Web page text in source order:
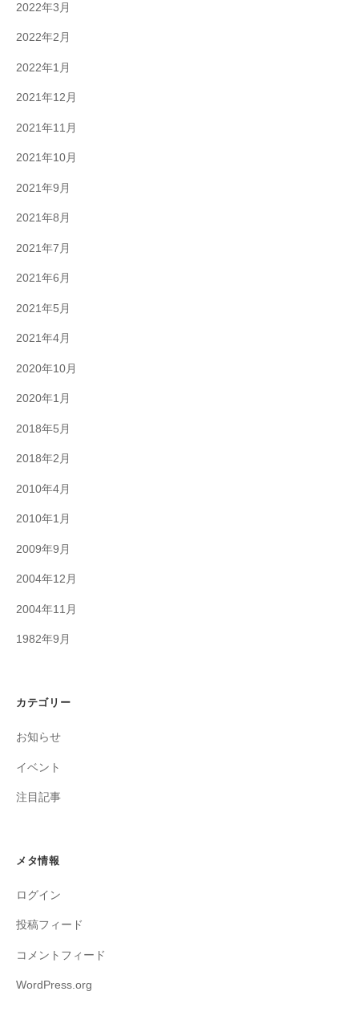
2022年3月
2022年2月
2022年1月
2021年12月
2021年11月
2021年10月
2021年9月
2021年8月
2021年7月
2021年6月
2021年5月
2021年4月
2020年10月
2020年1月
2018年5月
2018年2月
2010年4月
2010年1月
2009年9月
2004年12月
2004年11月
1982年9月
カテゴリー
お知らせ
イベント
注目記事
メタ情報
ログイン
投稿フィード
コメントフィード
WordPress.org